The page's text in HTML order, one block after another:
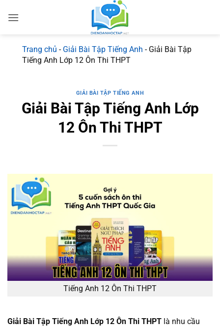
qua
Trang chủ - Giải Bài Tập Tiếng Anh - Giải Bài Tập
Tiếng Anh Lớp 12 Ôn Thi THPT
GIẢI BÀI TẬP TIẾNG ANH
Giải Bài Tập Tiếng Anh Lớp
12 Ôn Thi THPT
Tiếng Anh 12 Ôn Thi THPT
Giải Bài Tập Tiếng Anh Lớp 12 Ôn Thi THPT là nhu cầu